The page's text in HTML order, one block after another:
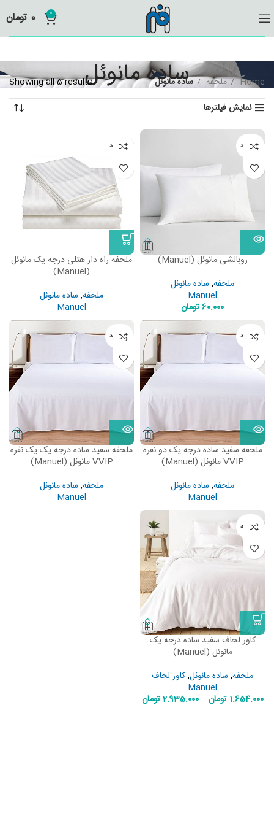
0
0 تومان
ساده مانوئل Home ملحفه ساده مانوئل
Showing all 5 results
نمایش فیلترها
ناموجود
روبالشی مانوئل (Manuel)
ملحفه, ساده مانوئل
Manuel
60.000تومان
ناموجود
ملحفه راه دار هتلی درجه یک مانوئل
(Manuel)
ملحفه, ساده مانوئل
Manuel
ناموجود
ملحفه سفید ساده درجه یک دو نفره
VVIP مانوئل (Manuel)
ملحفه, ساده مانوئل
Manuel
ناموجود
ملحفه سفید ساده درجه یک یک نفره
VVIP مانوئل (Manuel)
ملحفه, ساده مانوئل
Manuel
ناموجود
کاور لحاف سفید ساده درجه یک
مانوئل (Manuel)
ملحفه, ساده مانوئل,کاور لحاف
Manuel
1.654.000 تومان–
2.935.000تومان